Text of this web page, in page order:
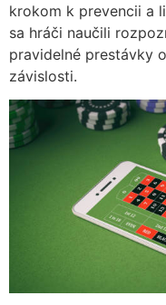
krokom k prevencii a
sa hráči naučili
pravidelné prestávky
závislosti.